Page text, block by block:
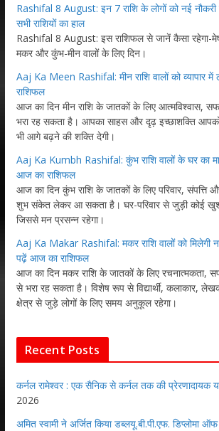
Rashifal 8 August: इन 7 राशि के लोगों को नई
सभी राशियों का हाल
Rashifal 8 August: इस राशिफल से जानें कैसा रहेगा-
मकर और कुंभ-मीन वालों के लिए दिन।
Aaj Ka Meen Rashifal: मीन राशि वालों को व्यापार
राशिफल
आज का दिन मीन राशि के जातकों के लिए आत्मविश्वास,
भरा रह सकता है। आपका साहस और दृढ़ इच्छाशक्ति आपको
भी आगे बढ़ने की शक्ति देगी।
Aaj Ka Kumbh Rashifal: कुंभ राशि वालों के घर का
आज का राशिफल
आज का दिन कुंभ राशि के जातकों के लिए परिवार, संपत्ति
शुभ संकेत लेकर आ सकता है। घर-परिवार से जुड़ी कोई
जिससे मन प्रसन्न रहेगा।
Aaj Ka Makar Rashifal: मकर राशि वालों को मिलेगी
पढ़ें आज का राशिफल
आज का दिन मकर राशि के जातकों के लिए रचनात्मकता,
से भरा रह सकता है। विशेष रूप से विद्यार्थी, कलाकार,
क्षेत्र से जुड़े लोगों के लिए समय अनुकूल रहेगा।
Recent Posts
कर्नल रामेश्वर : एक सैनिक से कर्नल तक की प्रेरणादायक
2026
अमित स्वामी ने अर्जित किया डब्लयू.बी.पी.एफ. डिप्लोमा